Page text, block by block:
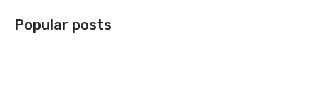
Popular posts